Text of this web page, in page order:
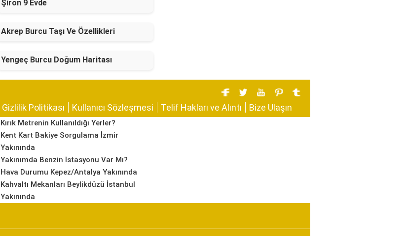
Şiron 9 Evde
Akrep Burcu Taşı Ve Özellikleri
Yengeç Burcu Doğum Haritası
Gizlilik Politikası Kullanıcı Sözleşmesi Telif Hakları ve Alıntı Bize Ulaşın
Kırık Metrenin Kullanıldığı Yerler?
Kent Kart Bakiye Sorgulama İzmir
Yakınında
Yakınımda Benzin İstasyonu Var Mı?
Hava Durumu Kepez/Antalya Yakınında
Kahvaltı Mekanları Beylikdüzü İstanbul
Yakınında